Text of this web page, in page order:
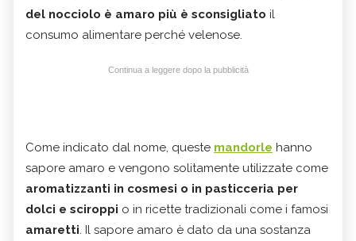
del nocciolo è amaro più è sconsigliato il
consumo alimentare perché velenose.
Continua a leggere dopo la pubblicità
Come indicato dal nome, queste mandorle hanno
sapore amaro e vengono solitamente utilizzate come
aromatizzanti in cosmesi o in pasticceria per
dolci e sciroppi o in ricette tradizionali come i famosi
amaretti. Il sapore amaro è dato da una sostanza